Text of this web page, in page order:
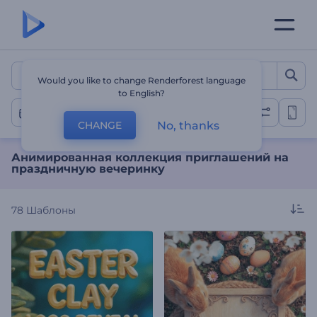
Анимированная
Праздник
Анимированная коллекция приглашений на
праздничную вечеринку
78 Шаблоны
Would you like to change Renderforest language
to English?
CHANGE No, thanks